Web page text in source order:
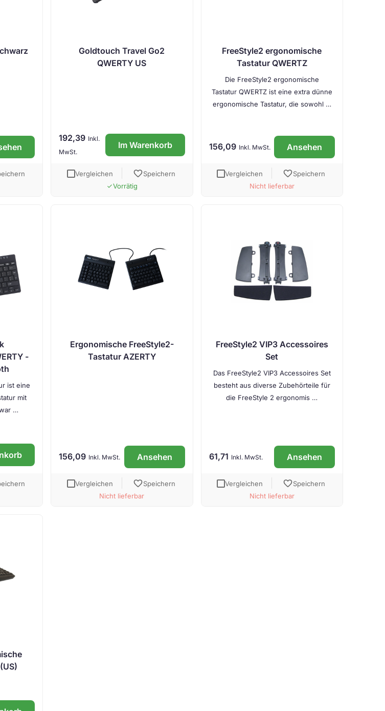
Goldtouch Travel Go2
QWERTY US
192,39 Inkl.
MwSt.
Im Warenkorb
Vergleichen favoriteSpeichern
doneVorrätig
FreeStyle2 ergonomische
Tastatur QWERTZ
Die FreeStyle2 ergonomische
Tastatur QWERTZ ist eine extra dünne
ergonomische Tastatur, die sowohl …
156,09 Inkl. MwSt. Ansehen
Vergleichen favoriteSpeichern
Nicht lieferbar
-
ist eine
mit
…
Ergonomische FreeStyle2-
Tastatur AZERTY
156,09 Inkl. MwSt. Ansehen
Vergleichen favoriteSpeichern
Nicht lieferbar
FreeStyle2 VIP3 Accessoires
Set
Das FreeStyle2 VIP3 Accessoires Set
besteht aus diverse Zubehörteile für
die FreeStyle 2 ergonomis …
61,71 Inkl. MwSt. Ansehen
Vergleichen favoriteSpeichern
Nicht lieferbar